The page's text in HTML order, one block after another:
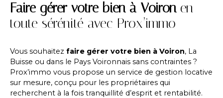
Faire gérer votre bien à Voironen
toute sérénité avec Prox’immo
Vous souhaitez faire gérer votre bien à Voiron, La
Buisse ou dans le Pays Voironnais sans contraintes ?
Prox’immo vous propose un service de gestion locative
sur mesure, conçu pour les propriétaires qui
recherchent à la fois tranquillité d’esprit et rentabilité.